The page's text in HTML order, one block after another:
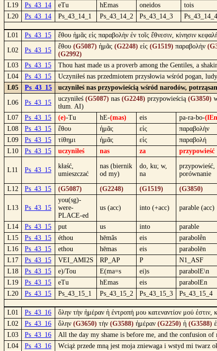
L19
Ps_43_14 eTu hEmas oneidos
tois
L20
Ps_43_14 Ps_43_14_1 Ps_43_14_2 Ps_43_14_3 Ps_43_14_4
L01 Ps_43_15 ἔθου ἡμᾶς εἰς παραβολὴν ἐν τοῖς ἔθνεσιν, κίνησιν
L02 Ps_43_15
ἔθου (G5087) ἡμᾶς (G2248) εἰς (G1519) παραβολὴν
(G2992)
L03
Ps_43_15
Thou hast made us a proverb among the Gentiles, a
L04
Ps_43_15
Uczyniłeś nas przedmiotem przysłowia wśród pogan,
L05
Ps_43_15 uczyniłeś nas przypowieścią wśród narodów,
L06 Ps_43_15
uczyniłeś (G5087) nas (G2248) przypowieścią (G3850)
tłum. AI)
L07
Ps_43_15 (e)-Tu hE-(mas) eis pa-ra-bo-
L08
Ps_43_15 ἔθου ἡμᾶς εἰς
παραβολὴν
L09
Ps_43_15 τίθημι ἡμᾶς εἰς
παραβολή
L10
Ps_43_15 uczyniłeś nas za przypowieść
L11 Ps_43_15
kłaść,
umieszczać
nas (biernik
od my)
do, ku; w,
na
przypowieść,
porównanie
L12 Ps_43_15 (G5087) (G2248) (G1519) (G3850)
L13 Ps_43_15
you(sg)-
were-
PLACE-ed
us (acc) into (+acc) parable (acc)
L14 Ps_43_15 put us into
parable
L15
Ps_43_15 éthou hēmâs eis
parabolḕn
L16
Ps_43_15 ethou hēmas eis
parabolēn
L17
Ps_43_15 VEI_AMI2S RP_AP P
N1_ASF
L18
Ps_43_15 e)/Tou E(ma=s ei)s
parabolE\n
L19
Ps_43_15 eTu hEmas eis
parabolEn
L20
Ps_43_15 Ps_43_15_1 Ps_43_15_2 Ps_43_15_3 Ps_43_15_4
L01 Ps_43_16
ὅλην τὴν ἡμέραν ἡ ἐντροπή μου κατεναντίον μού
L02
Ps_43_16 ὅλην (G3650) τὴν (G3588) ἡμέραν (G2250) ἡ (G3588)
L03
Ps_43_16
All the day my shame is before me, and the confusion
L04
Ps_43_16
Wciąż przede mną jest moja zniewaga i wstyd mi twarz